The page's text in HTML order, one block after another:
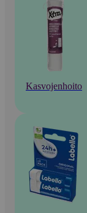
Kasvojenhoito